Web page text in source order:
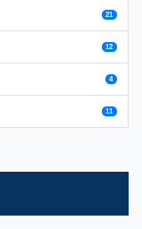
21
12
4
11